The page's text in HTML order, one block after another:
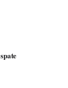
în spate